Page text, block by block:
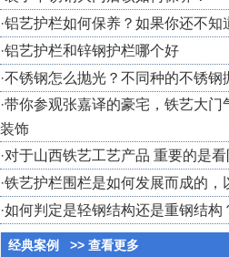
·铝艺护栏如何保养？如果你还不知
·铝艺护栏和锌钢护栏哪个好
·不锈钢怎么抛光？不同种的不锈钢
·带你参观张嘉译的豪宅，铁艺大门
装饰
·对于山西铁艺工艺产品 重要的是
·铁艺护栏围栏是如何发展而成的，
·如何判定是轻钢结构还是重钢结构
经典案例 >> 查看更多